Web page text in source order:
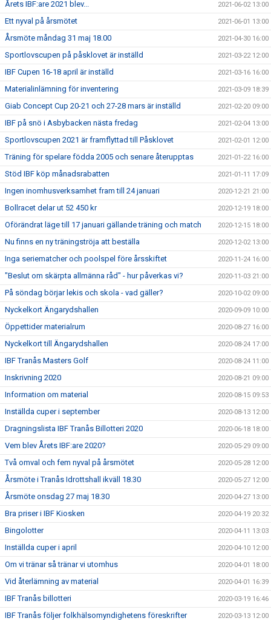
Årets IBF:are 2021 blev... 2021-06-02 13:00
Ett nyval på årsmötet 2021-06-01 13:00
Årsmöte måndag 31 maj 18.00 2021-04-30 16:00
Sportlovscupen på påsklovet är inställd 2021-03-22 12:00
IBF Cupen 16-18 april är inställd 2021-03-16 16:00
Materialinlämning för inventering 2021-03-09 18:39
Giab Concept Cup 20-21 och 27-28 mars är inställd 2021-02-20 09:00
IBF på snö i Asbybacken nästa fredag 2021-02-04 13:00
Sportlovscupen 2021 är framflyttad till Påsklovet 2021-02-01 12:00
Träning för spelare födda 2005 och senare återupptas 2021-01-22 16:00
Stöd IBF köp månadsrabatten 2021-01-11 17:09
Ingen inomhusverksamhet fram till 24 januari 2020-12-21 21:00
Bollracet delar ut 52 450 kr 2020-12-19 18:00
Oförändrat läge till 17 januari gällande träning och match 2020-12-15 18:00
Nu finns en ny träningströja att beställa 2020-12-02 13:00
Inga seriematcher och poolspel före årsskiftet 2020-11-24 16:00
"Beslut om skärpta allmänna råd" - hur påverkas vi? 2020-11-03 21:00
På söndag börjar lekis och skola - vad gäller? 2020-10-02 09:00
Nyckelkort Ängarydshallen 2020-09-09 10:00
Öppettider materialrum 2020-08-27 16:00
Nyckelkort till Ängarydshallen 2020-08-24 17:00
IBF Tranås Masters Golf 2020-08-24 11:00
Inskrivning 2020 2020-08-21 09:00
Information om material 2020-08-15 09:53
Inställda cuper i september 2020-08-13 12:00
Dragningslista IBF Tranås Billotteri 2020 2020-06-18 18:00
Vem blev Årets IBF:are 2020? 2020-05-29 09:00
Två omval och fem nyval på årsmötet 2020-05-28 12:00
Årsmöte i Tranås Idrottshall ikväll 18.30 2020-05-27 12:00
Årsmöte onsdag 27 maj 18.30 2020-04-27 13:00
Bra priser i IBF Kiosken 2020-04-19 20:32
Bingolotter 2020-04-11 13:03
Inställda cuper i april 2020-04-10 12:00
Om vi tränar så tränar vi utomhus 2020-04-01 18:00
Vid återlämning av material 2020-04-01 16:39
IBF Tranås billotteri 2020-03-19 16:46
IBF Tranås följer folkhälsomyndighetens föreskrifter 2020-03-13 12:00